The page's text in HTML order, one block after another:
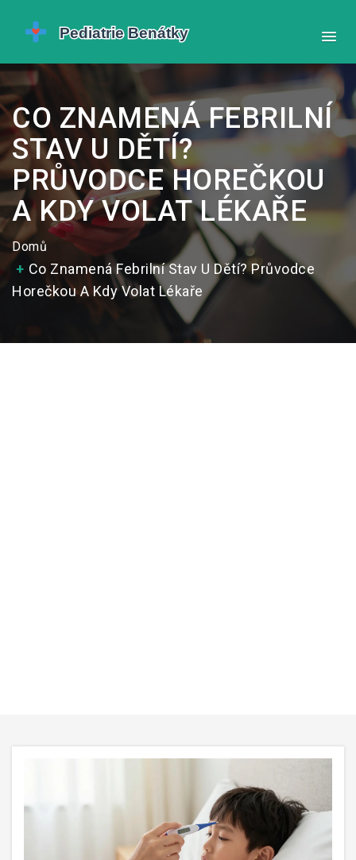
CO ZNAMENÁ FEBRILNÍ
STAV U DĚTÍ?
PRŮVODCE HOREČKOU
A KDY VOLAT LÉKAŘE
Domů
Co Znamená Febrilní Stav U Dětí? Průvodce
Horečkou A Kdy Volat Lékaře